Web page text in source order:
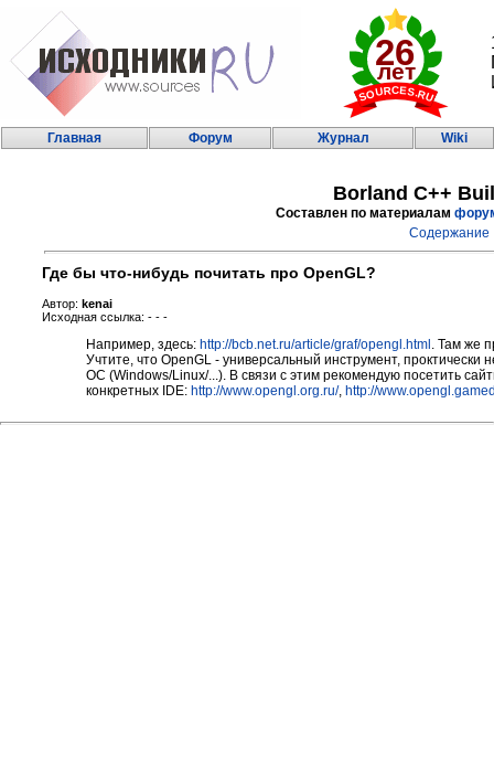
Главная Форум Журнал Wiki
Borland C++
Составлен по материалам
Содержание
Где бы что-нибудь почитать про OpenGL?
Автор: kenai
Исходная ссылка: - - -
Например, здесь: http://bcb.net.ru/article/graf/opengl.html . Там же
Учтите, что OpenGL - универсальный инструмент,
ОС (Windows/Linux/...). В связи с этим рекомендую посетить
конкретных IDE: http://www.opengl.org.ru/, http://